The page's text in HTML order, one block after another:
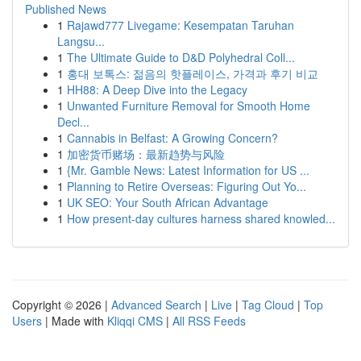
Published News
1 Rajawd777 Livegame: Kesempatan Taruhan
Langsu...
1 The Ultimate Guide to D&D Polyhedral Coll...
1 홍대 보톡스: 젊음의 핫플레이스, 가격과 후기 비교
1 HH88: A Deep Dive into the Legacy
1 Unwanted Furniture Removal for Smooth Home
Decl...
1 Cannabis in Belfast: A Growing Concern?
1 加密货币赌场：最新趋势与风险
1 {Mr. Gamble News: Latest Information for US ...
1 Planning to Retire Overseas: Figuring Out Yo...
1 UK SEO: Your South African Advantage
1 How present-day cultures harness shared knowled...
Copyright © 2026 | Advanced Search | Live | Tag Cloud | Top
Users | Made with Kliqqi CMS | All RSS Feeds